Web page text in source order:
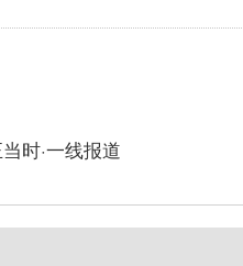
时·一线报道